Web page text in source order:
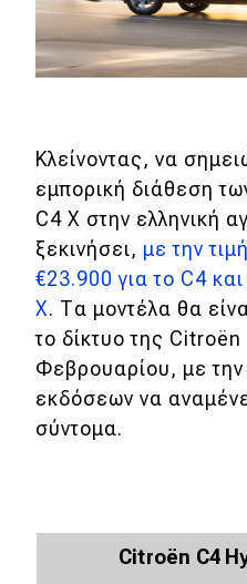
Κλείνοντας, να
εμπορική διάθεση
C4 X στην ελληνική
ξεκινήσει, με την
€23.900 για το C4
X. Τα μοντέλα θα
το δίκτυο της
Φεβρουαρίου, με την
εκδόσεων να
σύντομα.
Citroën C4